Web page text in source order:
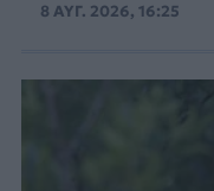
8 ΑΥΓ. 2026, 16:25